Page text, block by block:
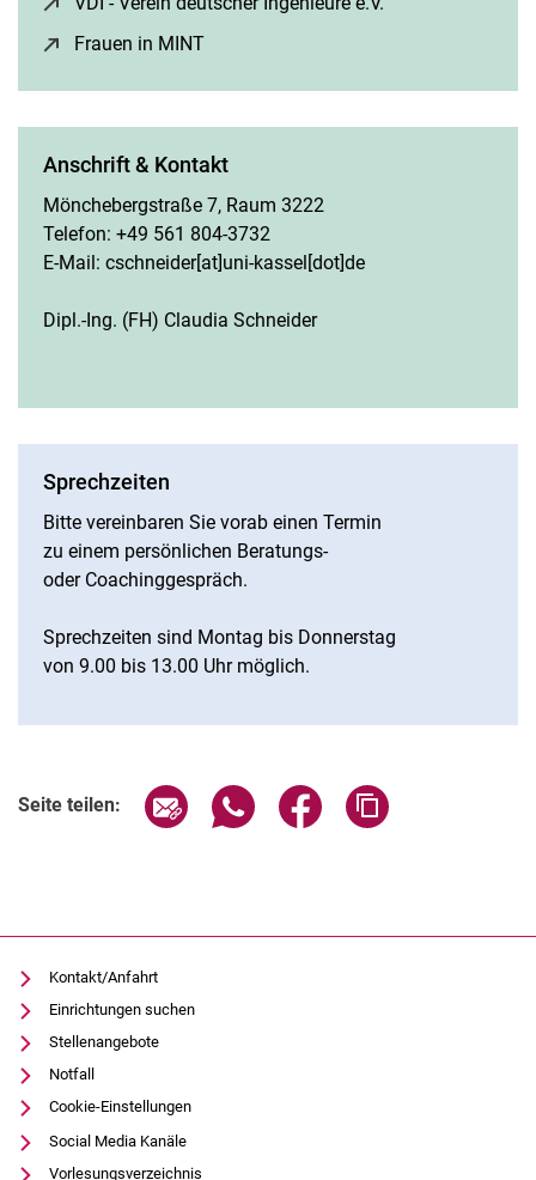
Frauen in MINT
Anschrift & Kontakt
Mönchebergstraße 7, Raum 3222
Telefon: +49 561 804-3732
E-Mail: cschneider[at]uni-kassel[dot]de
Dipl.-Ing. (FH) Claudia Schneider
Sprechzeiten
Bitte vereinbaren Sie vorab einen Termin
zu einem persönlichen Beratungs-
oder Coachinggespräch.
Sprechzeiten sind Montag bis Donnerstag
von 9.00 bis 13.00 Uhr möglich.
Seite teilen: Seite über E-Mail teilen
Seite über WhatsApp teilen
Seite über Facebook
Kontakt/Anfahrt
Einrichtungen suchen
Stellenangebote
Notfall
Cookie-Einstellungen
Social Media Kanäle
Vorlesungsverzeichnis